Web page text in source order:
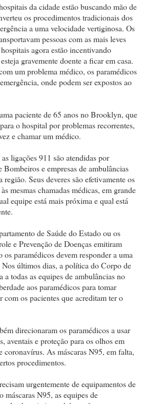
da cidade estão buscando mão de
os procedimentos tradicionais dos
a uma velocidade vertiginosa. Os
pessoas com as mais leves
agora estão incentivando
gravemente doente a ficar em casa.
um problema médico, os paramédicos
onde podem ser expostos ao
paciente de 65 anos no Brooklyn, que
o hospital por problemas recorrentes,
e chamar um médico.
ligações 911 são atendidas por
e empresas de ambulâncias
Seus deveres são efetivamente os
mesmas chamadas médicas, em grande
equipe está mais próxima e qual está
de Saúde do Estado ou os
e Prevenção de Doenças emitiram
os paramédicos devem responder a uma
últimos dias, a política do Corpo de
todas as equipes de ambulâncias no
aos paramédicos para tomar
com os pacientes que acreditam ter o
direcionaram os paramédicos a usar
aventais e proteção para os olhos em
coronavírus. As máscaras N95, em falta,
procedimentos.
urgentemente de equipamentos de
N95, as equipes de